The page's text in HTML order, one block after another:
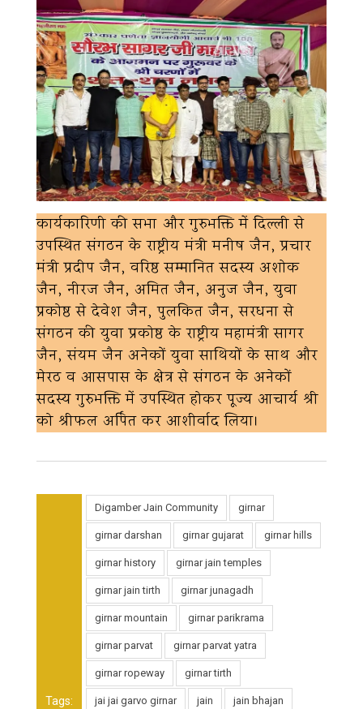
कार्यकारिणी की सभा और गुरुभक्ति में दिल्ली से
उपस्थित संगठन के राष्ट्रीय मंत्री मनीष जैन, प्रचार
मंत्री प्रदीप जैन, वरिष्ठ सम्मानित सदस्य अशोक
जैन, नीरज जैन, अमित जैन, अनुज जैन, युवा
प्रकोष्ठ से देवेश जैन, पुलकित जैन, सरधना से
संगठन की युवा प्रकोष्ठ के राष्ट्रीय महामंत्री सागर
जैन, संयम जैन अनेकों युवा साथियों के साथ और
मेरठ व आसपास के क्षेत्र से संगठन के अनेकों
सदस्य गुरुभक्ति में उपस्थित होकर पूज्य आचार्य श्री
को श्रीफल अर्पित कर आशीर्वाद लिया।
Tags:
Digamber Jain Community girnar
girnar darshan girnar gujarat girnar hills
girnar history girnar jain temples
girnar jain tirth girnar junagadh
girnar mountain girnar parikrama
girnar parvat girnar parvat yatra
girnar ropeway girnar tirth
jai jai garvo girnar jain jain bhajan